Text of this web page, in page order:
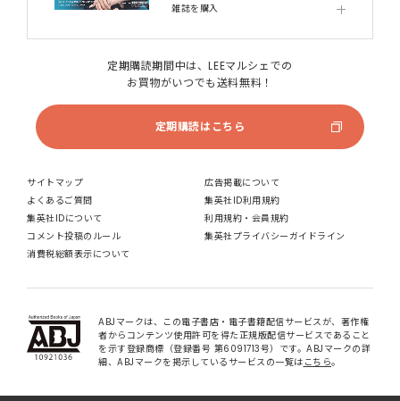
雑誌を購入
定期購読期間中は、LEEマルシェでの
お買物がいつでも送料無料！
定期購読はこちら
サイトマップ
広告掲載について
よくあるご質問
集英社ID利用規約
集英社IDについて
利用規約・会員規約
コメント投稿のルール
集英社プライバシーガイドライン
消費税総額表示について
ABJマークは、この電子書店・電子書籍配信サービスが、著作権
者からコンテンツ使用許可を得た正規版配信サービスであること
を示す登録商標（登録番号 第6091713号）です。ABJマークの詳
細、ABJマークを掲示しているサービスの一覧は こちら。